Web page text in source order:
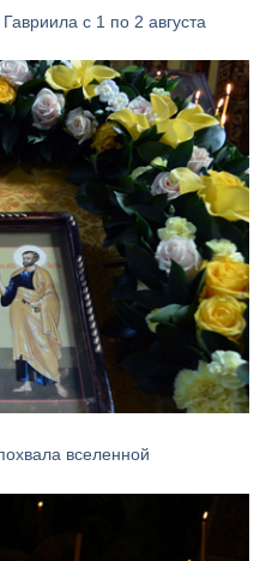
с 1 по 2 августа
вселенной